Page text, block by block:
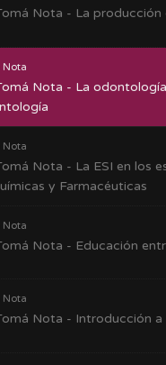
Nota - La producción
Nota
Nota - La
Nota
Nota - La ESI en los
y Farmacéuticas
Nota
Nota - Educación
Nota
Nota - Introducción a